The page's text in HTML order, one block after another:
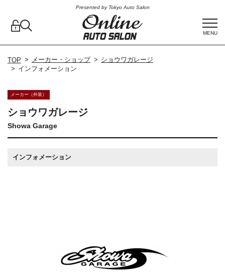
Presented by Tokyo Auto Salon
MENU
TOP メーカー・ショップ
ショウワガレージ
インフォメーション
メーカー（外装）
ショウワガレージ
Showa Garage
インフォメーション